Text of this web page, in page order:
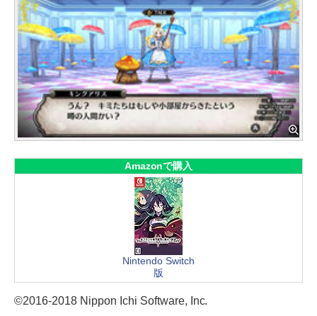
Amazonで購入
Nintendo Switch
版
©2016-2018 Nippon Ichi Software, Inc.